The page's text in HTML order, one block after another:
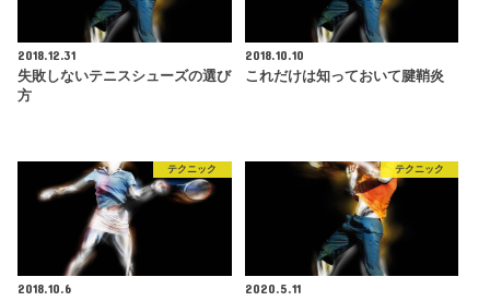
2018.12.31
失敗しないテニスシューズの選び
方
2018.10.10
これだけは知っておいて腱鞘炎
テクニック
2018.10.6
テクニック
2020.5.11